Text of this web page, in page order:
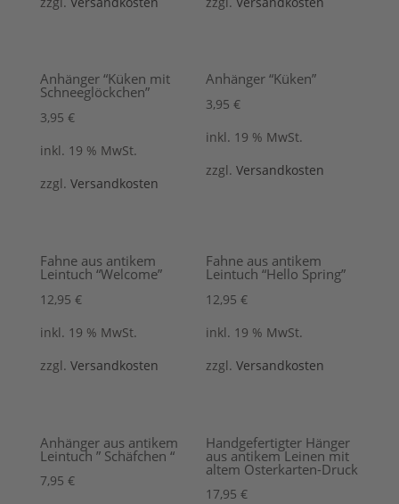
Anhänger “Küken mit
Schneeglöckchen”
3,95 €
inkl. 19 % MwSt.
zzgl. Versandkosten
Anhänger “Küken”
3,95€
inkl. 19 % MwSt.
zzgl.Versandkosten
Fahne aus antikem
Leintuch “Welcome”
12,95 €
inkl. 19 % MwSt.
zzgl. Versandkosten
Fahne aus antikem
Leintuch “Hello Spring”
12,95€
inkl. 19 % MwSt.
zzgl.Versandkosten
Anhänger aus antikem
Leintuch ” Schäfchen “
7,95 €
Handgefertigter Hänger
aus antikem Leinen mit
altem Osterkarten-Druck
17,95€